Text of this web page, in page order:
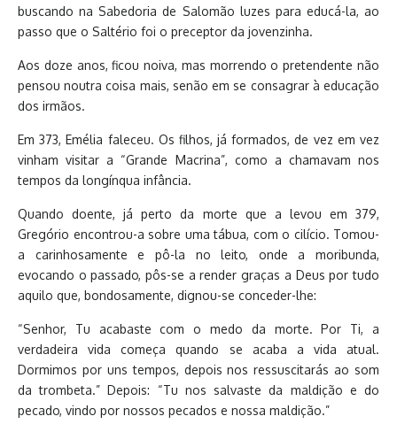
buscando na Sabedoria de Salomão luzes para educá-la, ao
passo que o Saltério foi o preceptor da jovenzinha.
Aos doze anos, ficou noiva, mas morrendo o pretendente não
pensou noutra coisa mais, senão em se consagrar à educação
dos irmãos.
Em 373, Emélia faleceu. Os filhos, já formados, de vez em vez
vinham visitar a “Grande Macrina”, como a chamavam nos
tempos da longínqua infância.
Quando doente, já perto da morte que a levou em 379,
Gregório encontrou-a sobre uma tábua, com o cilício. Tomou-
a carinhosamente e pô-la no leito, onde a moribunda,
evocando o passado, pôs-se a render graças a Deus por tudo
aquilo que, bondosamente, dignou-se conceder-lhe:
“Senhor, Tu acabaste com o medo da morte. Por Ti, a
verdadeira vida começa quando se acaba a vida atual.
Dormimos por uns tempos, depois nos ressuscitarás ao som
da trombeta.” Depois: “Tu nos salvaste da maldição e do
pecado, vindo por nossos pecados e nossa maldição.”